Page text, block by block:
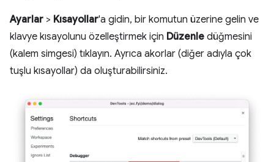
Ayarlar > Kısayollar'a gidin, bir komutun üzerine gelin ve
klavye kısayolunu özelleştirmek için Düzenle düğmesini
(kalem simgesi) tıklayın. Ayrıca akorlar (diğer adıyla çok
tuşlu kısayollar) da oluşturabilirsiniz.